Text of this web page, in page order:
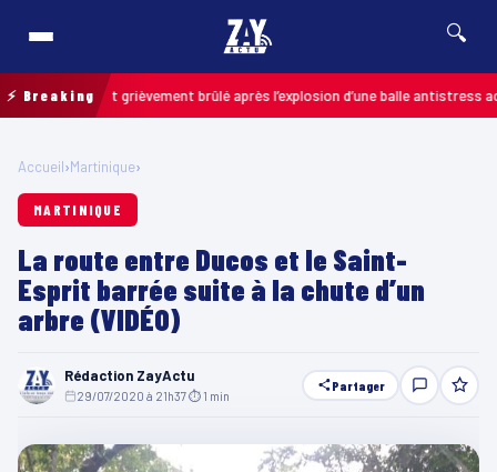
🔍
⚡ Breaking
un enfant grièvement brûlé après l’explosion d’une balle antistress
Accueil›Martinique›
MARTINIQUE
La route entre Ducos et le Saint-
Esprit barrée suite à la chute d’un
arbre (VIDÉO)
Rédaction ZayActu
29/07/2020 à 21h37⏱ 1 min
Partager